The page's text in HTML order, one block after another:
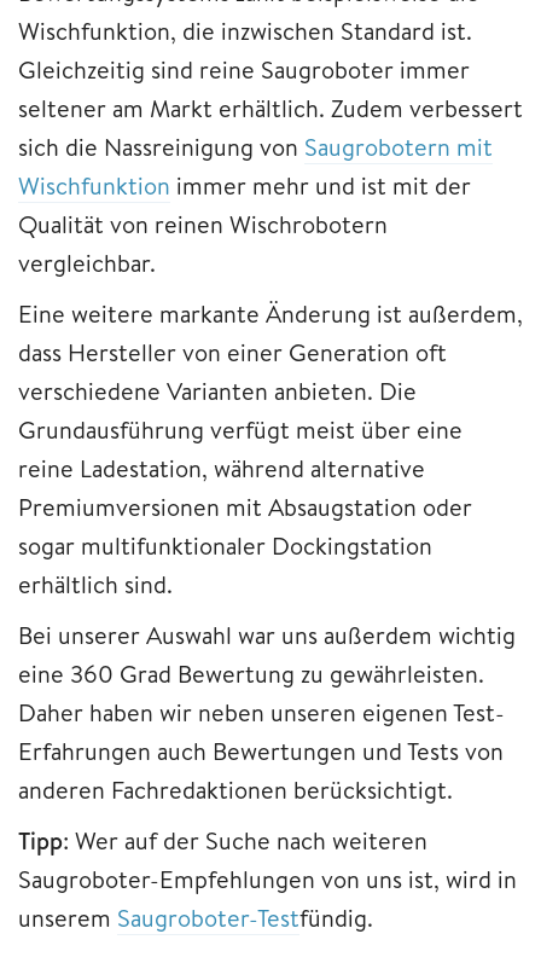
Wischfunktion, die inzwischen Standard ist.
Gleichzeitig sind reine Saugroboter immer
seltener am Markt erhältlich. Zudem verbessert
sich die Nassreinigung von Saugrobotern mit
Wischfunktion immer mehr und ist mit der
Qualität von reinen Wischrobotern
vergleichbar.
Eine weitere markante Änderung ist außerdem,
dass Hersteller von einer Generation oft
verschiedene Varianten anbieten. Die
Grundausführung verfügt meist über eine
reine Ladestation, während alternative
Premiumversionen mit Absaugstation oder
sogar multifunktionaler Dockingstation
erhältlich sind.
Bei unserer Auswahl war uns außerdem wichtig
eine 360 Grad Bewertung zu gewährleisten.
Daher haben wir neben unseren eigenen Test-
Erfahrungen auch Bewertungen und Tests von
anderen Fachredaktionen berücksichtigt.
Tipp: Wer auf der Suche nach weiteren
Saugroboter-Empfehlungen von uns ist, wird in
unserem Saugroboter-Testfündig.